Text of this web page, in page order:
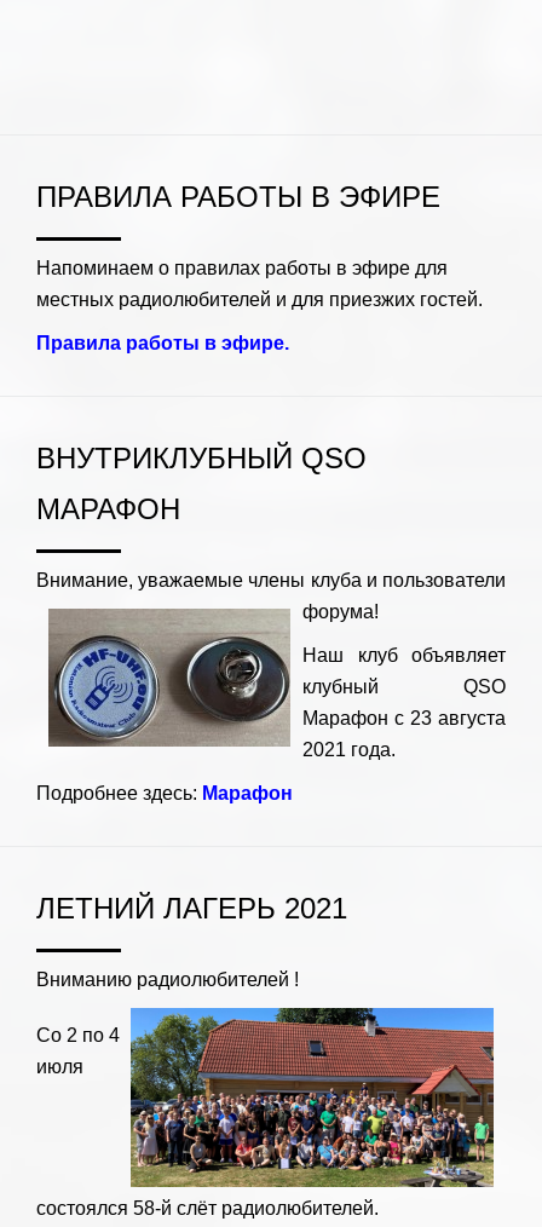
ПРАВИЛА РАБОТЫ В ЭФИРЕ
Напоминаем о правилах работы в эфире для
местных радиолюбителей и для приезжих гостей.
Правила работы в эфире.
ВНУТРИКЛУБНЫЙ QSO
МАРАФОН
Внимание, уважаемые члены клуба и пользователи
форума!
Наш клуб объявляет
клубный QSO
Марафон с 23 августа
2021 года.
Подробнее здесь: Марафон
ЛЕТНИЙ ЛАГЕРЬ 2021
Вниманию радиолюбителей !
Со 2 по 4
июля
состоялся 58-й слёт радиолюбителей.